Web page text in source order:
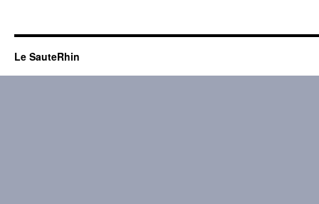
Le SauteRhin